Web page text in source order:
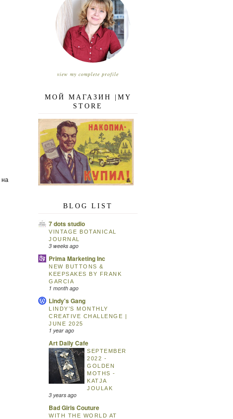
view my complete profile
МОЙ МАГАЗИН |MY
STORE
BLOG LIST
7 dots studio
VINTAGE BOTANICAL
JOURNAL
3 weeks ago
Prima Marketing Inc
NEW BUTTONS &
KEEPSAKES BY FRANK
GARCIA
1 month ago
Lindy's Gang
LINDY’S MONTHLY
CREATIVE CHALLENGE |
JUNE 2025
1 year ago
Art Daily Cafe
SEPTEMBER
2022 -
GOLDEN
MOTHS -
KATJA
JOULAK
3 years ago
Bad Girls Couture
WITH THE WORLD AT